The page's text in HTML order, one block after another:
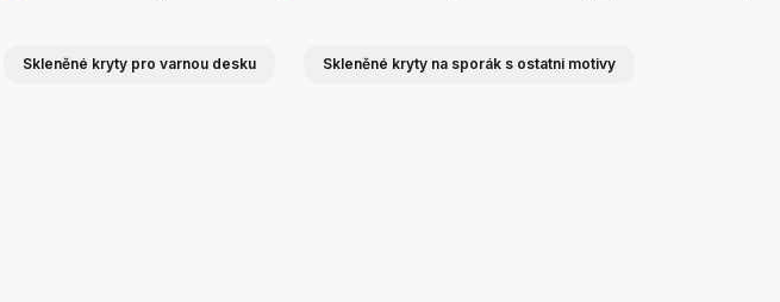
Skleněné kryty pro varnou desku Skleněné kryty na sporák s ostatni motivy